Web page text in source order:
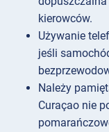
kierowców.
Używanie
jeśli
Należy
Curaçao nie